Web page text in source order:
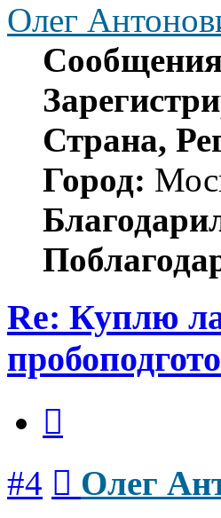
Олег
Страна,
Город:
Re: Куплю
#4 Олег